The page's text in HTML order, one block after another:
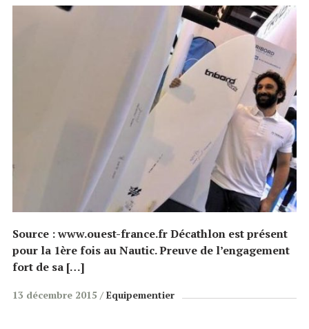
Source : www.ouest-france.fr Décathlon est présent
pour la 1ère fois au Nautic. Preuve de l’engagement
fort de sa […]
13 décembre 2015 Equipementier